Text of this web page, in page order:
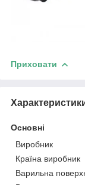
Приховати
Основні
Виробник
Країна виробник
Варильна